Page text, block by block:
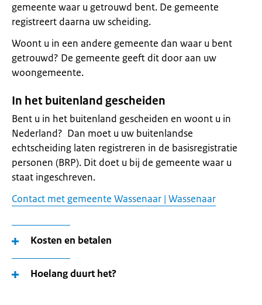
gemeente waar u getrouwd bent. De gemeente
registreert daarna uw scheiding.
Woont u in een andere gemeente dan waar u bent
getrouwd? De gemeente geeft dit door aan uw
woongemeente.
In het buitenland gescheiden
Bent u in het buitenland gescheiden en woont u in
Nederland? Dan moet u uw buitenlandse
echtscheiding laten registreren in de basisregistratie
personen (BRP). Dit doet u bij de gemeente waar u
staat ingeschreven.
Contact met gemeente Wassenaar | Wassenaar
Kosten en betalen
Hoelang duurt het?